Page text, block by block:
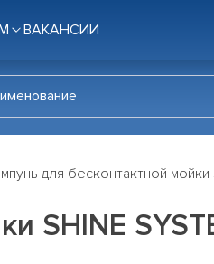
ВАКАНСИИ
для бесконтактной мойки
SHINE